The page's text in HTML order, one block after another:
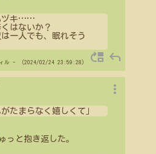
ヅキ……
はないか？
一人でも、眠れそう
ル - （2024/02/24 23:59:28） move_up reply
たまらなく嬉しくて」
っと抱き返した。
more_vert